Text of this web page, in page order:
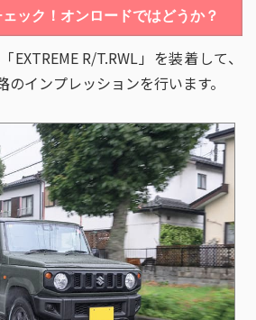
ック！オンロードではどうか？
EXTREME R/T.RWL」を装着して、
インプレッションを行います。